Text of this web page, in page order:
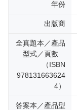
年份
出版商
全真題本／產品
型式／頁數
（ISBN
978131663624
4）
答案本／產品型